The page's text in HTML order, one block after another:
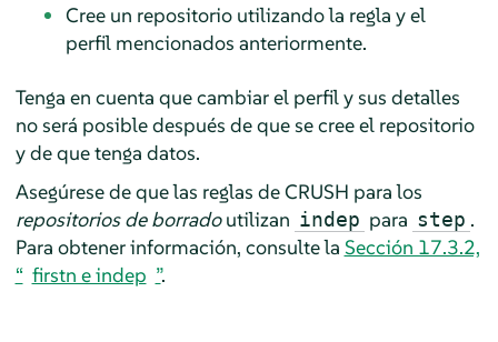
Cree un repositorio utilizando la regla y el
perfil mencionados anteriormente.
Tenga en cuenta que cambiar el perfil y sus detalles
no será posible después de que se cree el repositorio
y de que tenga datos.
Asegúrese de que las reglas de CRUSH para los
repositorios de borradoutilizan indep para step .
Para obtener información, consulte la Sección 17.3.2,
“ firstn e indep ”.